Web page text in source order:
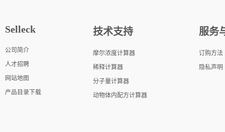
Selleck
公司简介
人才招聘
网站地图
产品目录下载
技术支持
摩尔浓度计算器
稀释计算器
分子量计算器
动物体内配方计算器
服务
订购方法
隐私声明